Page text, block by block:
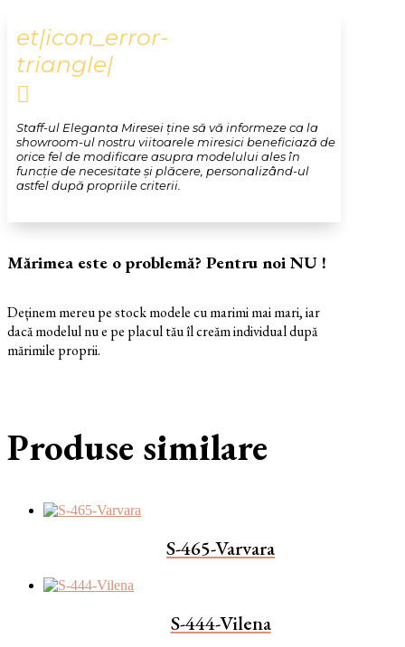
et|icon_error-
triangle|

Staff-ul Eleganta Miresei ține să vă informeze ca la
showroom-ul nostru viitoarele miresici beneficiază de
orice fel de modificare asupra modelului ales în
funcție de necesitate și plăcere, personalizând-ul
astfel după propriile criterii.
Mărimea este o problemă? Pentru noi NU !
Deținem mereu pe stock modele cu marimi mai mari, iar
dacă modelul nu e pe placul tău îl creăm individual după
mărimile proprii.
Produse similare
S-465-Varvara
S-444-Vilena